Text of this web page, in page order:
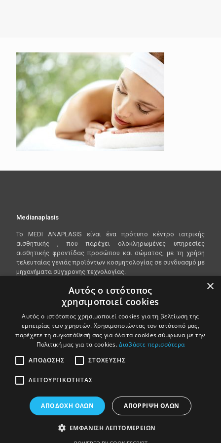
Medianaplasis
To MEDI ANAPLASIS είναι ένα πρότυπο κέντρο ιατρικής
αισθητικής , που παρέχει ολοκληρωμένες υπηρεσίες
αισθητικής φροντίδας προσώπου και σώματος, με τη χρήση
τελευταίας γενιάς προϊόντων κοσμητολογίας σε συνδυασμό με
μηχανήματα σύγχρονης τεχνολογίας.
Είμαστε ανοικτα Δευτέρα - Παρασκευή 10:00 - 20:00
Λεωφόρος Βασιλίσσης Όλγας 148, 546 45
Θεσσαλονίκη
T.2310818888
©2017Medianaplasis | design by Toastedweb
Όροι χρήσης - Προστασία προσωπικών δεδομένων
×
Αυτός ο ιστότοπος
χρησιμοποιεί cookies
Αυτός ο ιστότοπος χρησιμοποιεί cookies για τη βελτίωση της
εμπειρίας των χρηστών. Χρησιμοποιώντας τον ιστότοπό μας,
παρέχετε τη συγκατάθεσή σας για όλα τα cookies σύμφωνα με την
Πολιτική μας για τα cookies.Διαβάστε περισσότερα
ΑΠΌΔΟΣΗΣ
ΣΤΌΧΕΥΣΗΣ
ΛΕΙΤΟΥΡΓΙΚΌΤΗΤΑΣ
ΑΠΟΔΟΧΉ ΌΛΩΝ ΑΠΌΡΡΙΨΗ ΌΛΩΝ
ΕΜΦΆΝΙΣΗ ΛΕΠΤΟΜΕΡΕΙΏΝ